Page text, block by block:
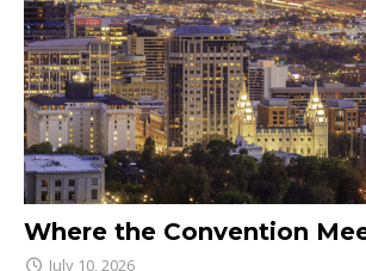
Where the Convention
July 10, 2026